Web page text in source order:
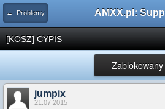
← Problemy
[KOSZ] CYPIS
Zablokowany
jumpix
21.07.2015